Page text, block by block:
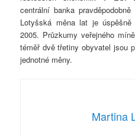
centrální banka
Lotyšská měna lat je
2005. Průzkumy veřejného
téměř dvě třetiny obyvatel jsou
jednotné měny.
Martina